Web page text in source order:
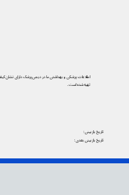
اطلاعات پزشکی و بهداشتی ما در دیجی‌پزشک دارای نشان
تهیه شده است.
تاریخ بازبینی:
تاریخ بازبینی بعدی: